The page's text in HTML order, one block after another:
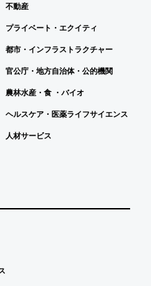
不動産
プライベート・エクイティ
都市・インフラストラクチャー
官公庁・地方自治体・公的機関
農林水産・食 ・バイオ
ヘルスケア・医薬ライフサイエンス
人材サービス